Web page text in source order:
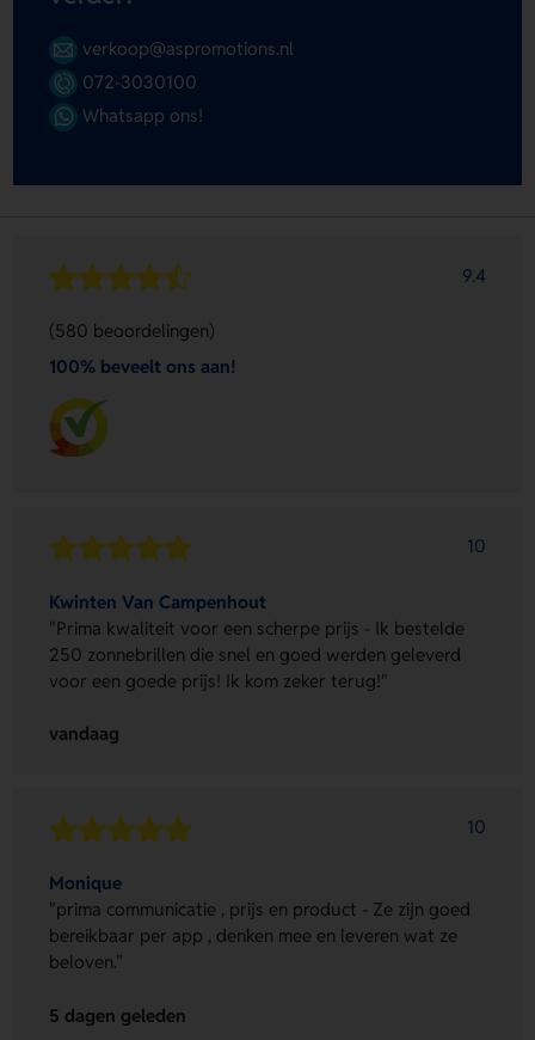
verkoop@aspromotions.nl
072-3030100
Whatsapp ons!
9.4
(580 beoordelingen)
100% beveelt ons aan!
10
Kwinten Van Campenhout
"Prima kwaliteit voor een scherpe prijs - Ik bestelde
250 zonnebrillen die snel en goed werden geleverd
voor een goede prijs! Ik kom zeker terug!"
vandaag
10
Monique
"prima communicatie , prijs en product - Ze zijn goed
bereikbaar per app , denken mee en leveren wat ze
beloven."
5 dagen geleden